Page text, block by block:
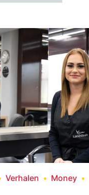
Verhalen Money